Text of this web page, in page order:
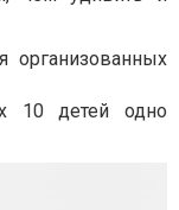
организованных
10 детей одно